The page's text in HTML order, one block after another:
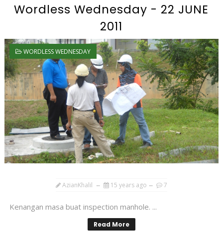
Wordless Wednesday - 22 JUNE
2011
WORDLESS WEDNESDAY
AzianKhalil 15 years ago 7
Kenangan masa buat inspection manhole. ...
Read More